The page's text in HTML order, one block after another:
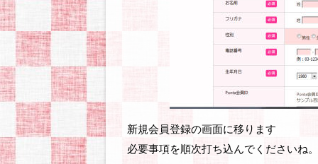
新規会員登録の画面に移ります
必要事項を順次打ち込んでくださいね。